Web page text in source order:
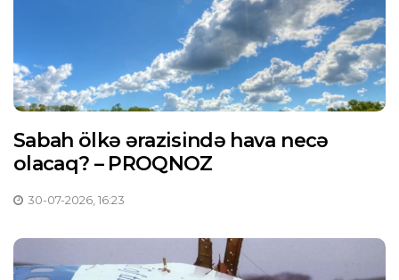
Sabah ölkə ərazisində hava necə
olacaq? – PROQNOZ
30-07-2026, 16:23